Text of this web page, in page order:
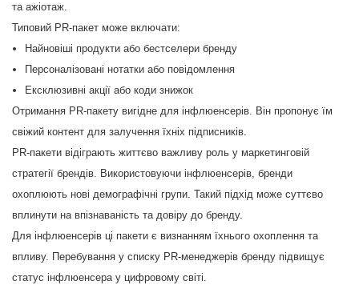
та ажіотаж.
Типовий PR-пакет може включати:
Найновіші продукти або бестселери бренду
Персоналізовані нотатки або повідомлення
Ексклюзивні акції або коди знижок
Отримання PR-пакету вигідне для інфлюенсерів. Він пропонує їм
свіжий контент для залучення їхніх підписників.
PR-пакети відіграють життєво важливу роль у маркетинговій
стратегії брендів. Використовуючи інфлюенсерів, бренди
охоплюють нові демографічні групи. Такий підхід може суттєво
вплинути на впізнаваність та довіру до бренду.
Для інфлюенсерів ці пакети є визнанням їхнього охоплення та
впливу. Перебування у списку PR-менеджерів бренду підвищує
статус інфлюенсера у цифровому світі.